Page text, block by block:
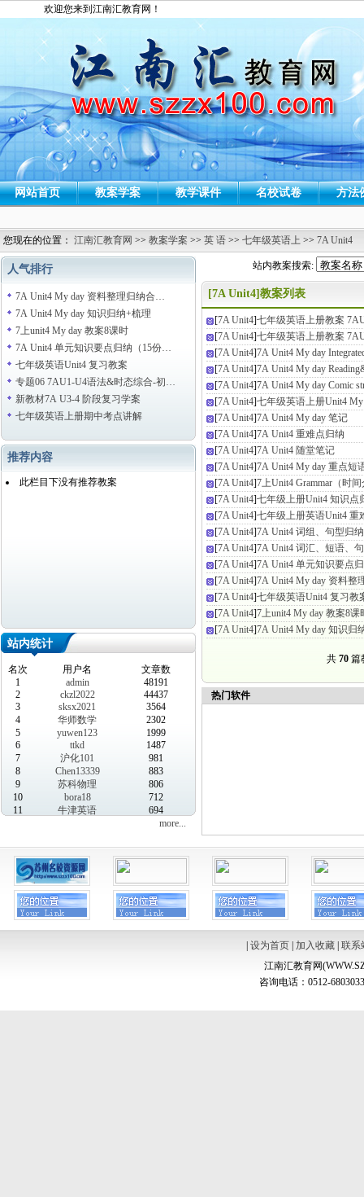
欢迎您来到江南汇教育网！
网站首页 教案学案 教学课件 名校试卷 方法
您现在的位置： 江南汇教育网 >> 教案学案 >> 英 语 >> 七年级英语上 >> 7A Unit4
站内教案搜索:
人气排行
7A Unit4 My day 资料整理归纳合…
7A Unit4 My day 知识归纳+梳理
7上unit4 My day 教案8课时
7A Unit4 单元知识要点归纳（15份…
七年级英语Unit4 复习教案
专题06 7AU1-U4语法&时态综合-初…
新教材7A U3-4 阶段复习学案
七年级英语上册期中考点讲解
推荐内容
此栏目下没有推荐教案
站内统计
名次 用户名
文章数
1
admin
48191
2
ckzl2022
44437
3
sksx2021
3564
4
华师数学
2302
5
yuwen123
1999
6
ttkd
1487
7
沪化101
981
8
Chen13339
883
9
苏科物理
806
10
bora18
712
11
牛津英语
694
more...
[7A Unit4]教案列表
[7A Unit4]七年级英语上册教案
[7A Unit4]七年级英语上册教案
[7A Unit4]7A Unit4 My day
[7A Unit4]7A Unit4 My day
[7A Unit4]7A Unit4 My day Comic
[7A Unit4]七年级英语上册Unit4
[7A Unit4]7A Unit4 My day 笔记
[7A Unit4]7A Unit4 重难点归纳
[7A Unit4]7A Unit4 随堂笔记
[7A Unit4]7A Unit4 My day 重点短
[7A Unit4]7上Unit4 Grammar（时
[7A Unit4]七年级上册Unit4 知识点
[7A Unit4]七年级上册英语Unit4 重
[7A Unit4]7A Unit4 词组、句型归纳
[7A Unit4]7A Unit4 词汇、短语、
[7A Unit4]7A Unit4 单元知识要点
[7A Unit4]7A Unit4 My day 资料整
[7A Unit4]七年级英语Unit4 复习教
[7A Unit4]7上unit4 My day 教案8课
[7A Unit4]7A Unit4 My day 知识归
共 70
热门软件
设为首页| 加入收藏| 联系
江南汇教育网
咨询电话：0512-